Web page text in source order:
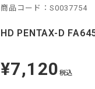
商品コード：S0037754
HD PENTAX-D
定
価
¥7,120 税込